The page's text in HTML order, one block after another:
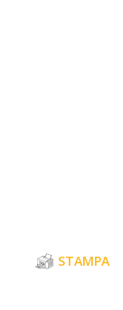
STAMPA